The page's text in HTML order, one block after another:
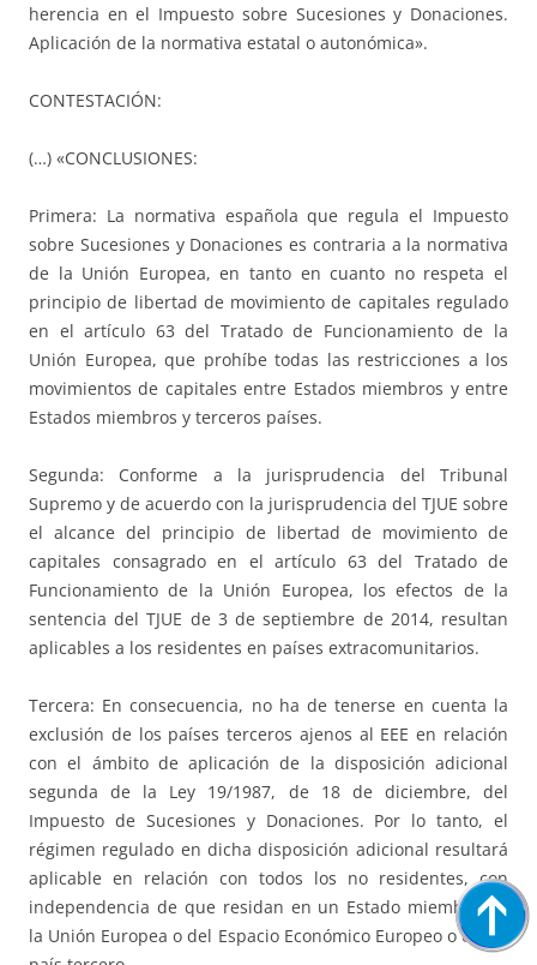
herencia en el Impuesto sobre Sucesiones y Donaciones.
Aplicación de la normativa estatal o autonómica».
CONTESTACIÓN:
(…) «CONCLUSIONES:
Primera: La normativa española que regula el Impuesto
sobre Sucesiones y Donaciones es contraria a la normativa
de la Unión Europea, en tanto en cuanto no respeta el
principio de libertad de movimiento de capitales regulado
en el artículo 63 del Tratado de Funcionamiento de la
Unión Europea, que prohíbe todas las restricciones a los
movimientos de capitales entre Estados miembros y entre
Estados miembros y terceros países.
Segunda: Conforme a la jurisprudencia del Tribunal
Supremo y de acuerdo con la jurisprudencia del TJUE sobre
el alcance del principio de libertad de movimiento de
capitales consagrado en el artículo 63 del Tratado de
Funcionamiento de la Unión Europea, los efectos de la
sentencia del TJUE de 3 de septiembre de 2014, resultan
aplicables a los residentes en países extracomunitarios.
Tercera: En consecuencia, no ha de tenerse en cuenta la
exclusión de los países terceros ajenos al EEE en relación
con el ámbito de aplicación de la disposición adicional
segunda de la Ley 19/1987, de 18 de diciembre, del
Impuesto de Sucesiones y Donaciones. Por lo tanto, el
régimen regulado en dicha disposición adicional resultará
aplicable en relación con todos los no residentes, con
independencia de que residan en un Estado miembro de
la Unión Europea o del Espacio Económico Europeo o en un